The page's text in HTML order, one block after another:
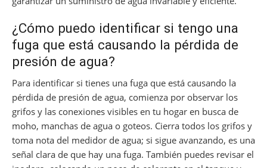
¿Cómo puedo identificar si tengo una
fuga que está causando la pérdida de
presión de agua?
Para identificar si tienes una fuga que está causando la
pérdida de presión de agua, comienza por observar los
grifos y las conexiones visibles en tu hogar en busca de
moho, manchas de agua o goteos. Cierra todos los grifos y
toma nota del medidor de agua; si sigue avanzando, es una
señal clara de que hay una fuga. También puedes revisar el